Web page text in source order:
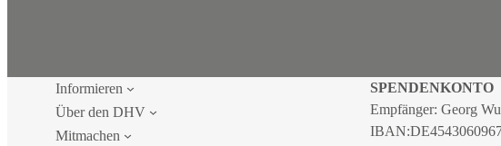
Informieren
Über den DHV
Mitmachen
SPENDENKONTO
Empfänger: Georg
IBAN: